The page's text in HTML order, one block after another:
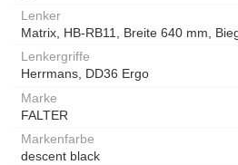
Lenker
Matrix, HB-RB11, Breite 640 mm,
Lenkergriffe
Herrmans, DD36 Ergo
Marke
FALTER
Markenfarbe
descent black